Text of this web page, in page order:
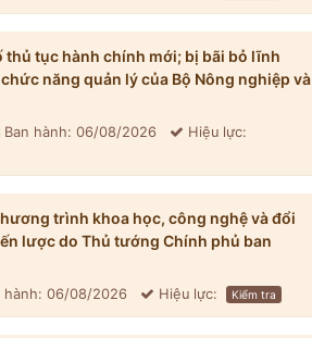
tục hành chính mới; bị bãi bỏ lĩnh
năng quản lý của Bộ Nông nghiệp và
Ban hành: 06/08/2026 Hiệu lực:
trình khoa học, công nghệ và đổi
lược do Thủ tướng Chính phủ ban
hành: 06/08/2026 Hiệu lực: Kiểm tra